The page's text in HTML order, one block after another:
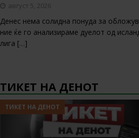
август 5, 2026
Денес нема солидна понуда за
ние ќе го анализираме дуелот од
лига […]
ТИКЕТ НА ДЕНОТ
ТИКЕТ НА ДЕНОТ